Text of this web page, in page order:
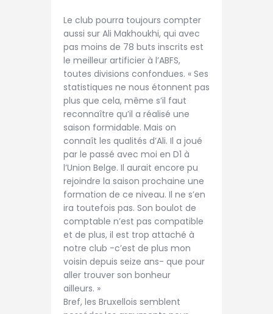
Le club pourra toujours compter
aussi sur Ali Makhoukhi, qui avec
pas moins de 78 buts inscrits est
le meilleur artificier à l’ABFS,
toutes divisions confondues. « Ses
statistiques ne nous étonnent pas
plus que cela, même s’il faut
reconnaître qu’il a réalisé une
saison formidable. Mais on
connaît les qualités d’Ali. Il a joué
par le passé avec moi en D1 à
l’Union Belge. Il aurait encore pu
rejoindre la saison prochaine une
formation de ce niveau. Il ne s’en
ira toutefois pas. Son boulot de
comptable n’est pas compatible
et de plus, il est trop attaché à
notre club -c’est de plus mon
voisin depuis seize ans- que pour
aller trouver son bonheur
ailleurs. »
Bref, les Bruxellois semblent